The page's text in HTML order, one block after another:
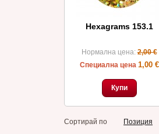
Hexagrams 153.1
Нормална цена: 2,00 €
Специална цена 1,00 €
Купи
Сортирай по Позиция